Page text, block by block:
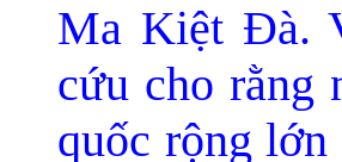
Ma Kiệt Ðà.
cứu cho rằng
quốc rộng